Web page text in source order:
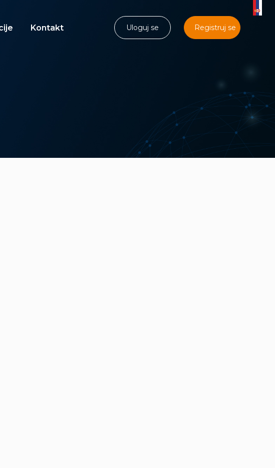
Kontakt Uloguj se Registruj se